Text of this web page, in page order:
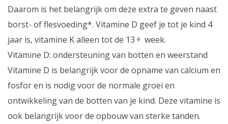
Daarom is het belangrijk om deze extra te geven naast
borst- of flesvoeding*. Vitamine D geef je tot je kind 4
jaar is, vitamine K alleen tot de 13 e week.
Vitamine D: ondersteuning van botten en weerstand
Vitamine D is belangrijk voor de opname van calcium en
fosfor en is nodig voor de normale groei en
ontwikkeling van de botten van je kind. Deze vitamine is
ook belangrijk voor de opbouw van sterke tanden.